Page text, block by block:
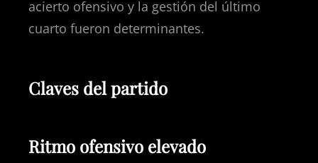
acierto ofensivo y la gestión del último
cuarto fueron determinantes.
Claves del partido
Ritmo ofensivo elevado